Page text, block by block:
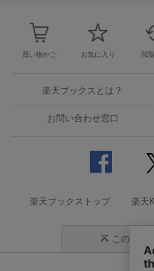
買い物かご お気に入り 閲
楽天ブックスとは？
お問い合わせ窓口
楽天ブックストップ 楽天
このペー